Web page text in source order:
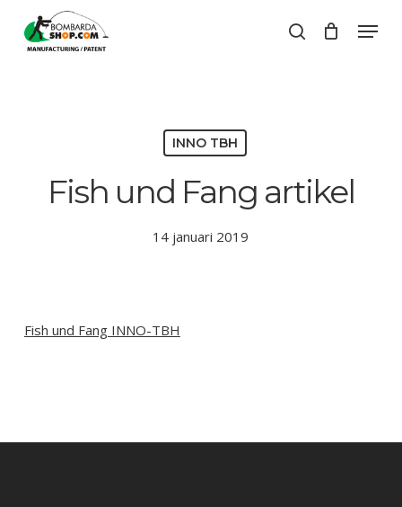
main
search
Menu
Cart Close
INNO TBH
Fish und Fang artikel
14 januari 2019
Fish und Fang INNO-TBH